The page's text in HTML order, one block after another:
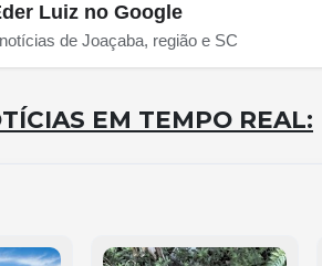
Luiz no Google
de Joaçaba, região e SC
EM TEMPO REAL: